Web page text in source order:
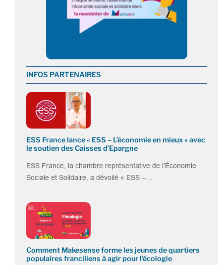
INFOS PARTENAIRES
ESS France lance « ESS – L’économie en mieux » avec
le soutien des Caisses d’Epargne
ESS France, la chambre représentative de l’Économie
Sociale et Solidaire, a dévoilé « ESS –…
Comment Makesense forme les jeunes de quartiers
populaires franciliens à agir pour l’écologie